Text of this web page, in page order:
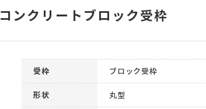
コンクリートブロック受枠
受枠 ブロック受枠
形状 丸型